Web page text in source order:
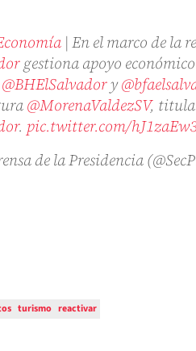
| En el marco de la
gestiona apoyo
@BHElSalvadory
@MorenaValdezSV,
. pic.twitter.com/
de la Presidencia
turismo reactivar